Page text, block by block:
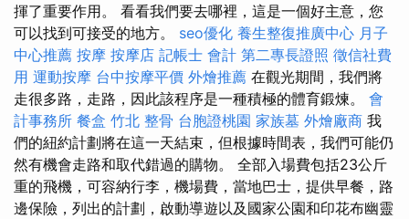
揮了重要作用。 看看我們要去哪裡，這是一個好主意，您
可以找到可接受的地方。 seo優化 養生整復推廣中心 月子
中心推薦 按摩 按摩店 記帳士 會計 第二專長證照 徵信社費
用 運動按摩 台中按摩平價 外燴推薦 在觀光期間，我們將
走很多路，走路，因此該程序是一種積極的體育鍛煉。 會
計事務所 餐盒 竹北 整骨 台胞證桃園 家族墓 外燴廠商 我
們的紐約計劃將在這一天結束，但根據時間表，我們可能仍
然有機會走路和取代錯過的購物。 全部入場費包括23公斤
重的飛機，可容納行李，機場費，當地巴士，提供早餐，路
邊保險，列出的計劃，啟動導遊以及國家公園和印花布幽靈